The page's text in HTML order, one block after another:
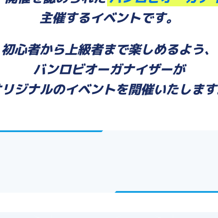
主催するイベントです。
初心者から上級者まで楽しめるよう、
バンロビオーガナイザーが
ジナルのイベントを開催いたしま